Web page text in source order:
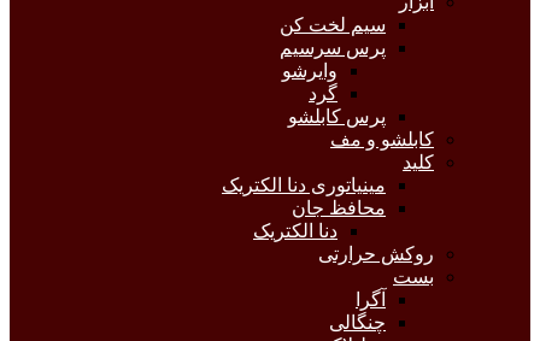
سیم لخت کن
پرس سرسیم
وایرشو
گرد
پرس کابلشو
کابلشو و مف
کلید
مینیاتوری دنا الکتریک
محافظ جان
دنا الکتریک
روکش حرارتی
بست
آگرا
چنگالی